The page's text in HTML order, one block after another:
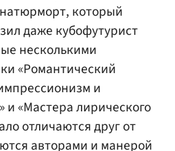
который
даже кубофутурист
несколькими
«Романтический
и
и «Мастера лирического
отличаются друг от
авторами и манерой